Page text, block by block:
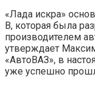
«Лада искра»
B, которая была
производителем
утверждает
«АвтоВАЗ», в
уже успешно